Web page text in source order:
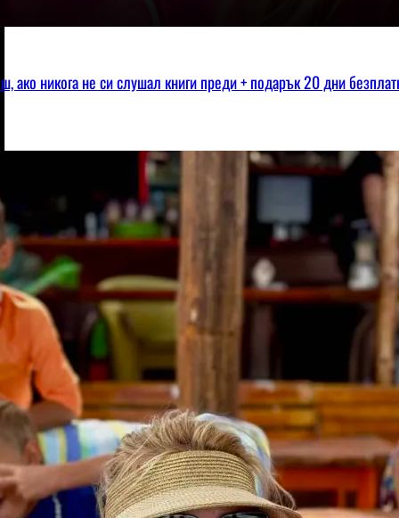
ако никога не си слушал книги преди + подарък 20 дни